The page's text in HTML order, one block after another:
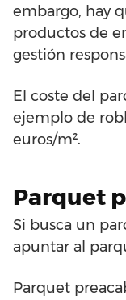
embargo, hay
productos de
gestión
El coste del
ejemplo de
euros/m².
Parquet
Si busca un
apuntar al
Parquet